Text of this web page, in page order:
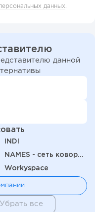
данных.
данной
INDI
NAMES - сеть коворкингов
Workyspace